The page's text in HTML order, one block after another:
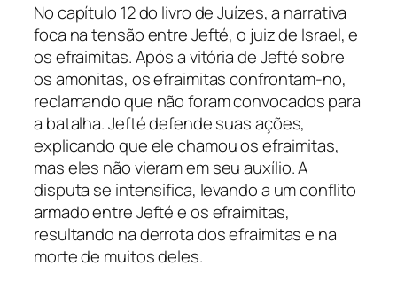
No capítulo 12 do livro de Juízes, a narrativa
foca na tensão entre Jefté, o juiz de Israel, e
os efraimitas. Após a vitória de Jefté sobre
os amonitas, os efraimitas confrontam-no,
reclamando que não foram convocados para
a batalha. Jefté defende suas ações,
explicando que ele chamou os efraimitas,
mas eles não vieram em seu auxílio. A
disputa se intensifica, levando a um conflito
armado entre Jefté e os efraimitas,
resultando na derrota dos efraimitas e na
morte de muitos deles.